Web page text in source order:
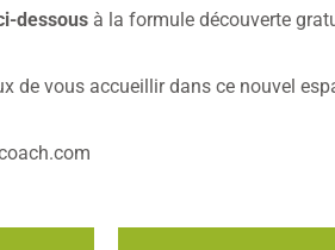
dessous à la formule découverte
de vous accueillir dans ce nouvel